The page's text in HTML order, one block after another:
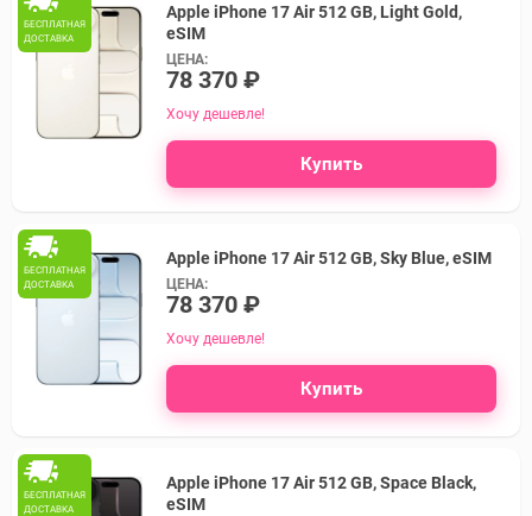
БЕСПЛАТНАЯ
ДОСТАВКА
Apple iPhone 17 Air 512 GB, Light Gold,
eSIM
ЦЕНА:
78 370 ₽
Хочу дешевле!
Купить
БЕСПЛАТНАЯ
ДОСТАВКА
Apple iPhone 17 Air 512 GB, Sky Blue, eSIM
ЦЕНА:
78 370 ₽
Хочу дешевле!
Купить
БЕСПЛАТНАЯ
ДОСТАВКА
Apple iPhone 17 Air 512 GB, Space Black,
eSIM